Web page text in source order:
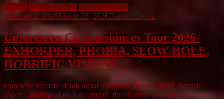
Gallery Show Reviews Video Concerts
February 2, 2026March 28, 2026Darren Cowan
Unforeseen Circumstances Tour 2026-
EXHORDER, PHOBIA, SLOW HOLE,
HORRIFIC VISIONS
comatose records death metal, exhorder,groove metal, horrific
visions, phobia, slow hole, thrash, thrash metal, tour dates